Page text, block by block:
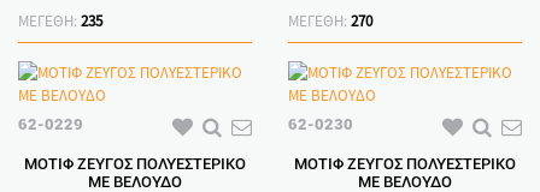
ΜΕΓΕΘΗ: 235
ΜΕΓΕΘΗ: 270
62-0229
ΜΟΤΙΦ ΖΕΥΓΟΣ ΠΟΛΥΕΣΤΕΡΙΚΟ
ΜΕ ΒΕΛΟΥΔΟ
62-0230
ΜΟΤΙΦ ΖΕΥΓΟΣ ΠΟΛΥΕΣΤΕΡΙΚΟ
ΜΕ ΒΕΛΟΥΔΟ